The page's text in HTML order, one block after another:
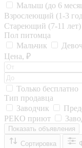
Малыш (до 6
Взрослеющий (1-3
Стареющий (7-11 лет)
Пол питомца
Мальчик
Цена, ₽
Только бесплатно
Тип продавца
Заводчик
РЕКО приют
Показать объявления
Сортировка